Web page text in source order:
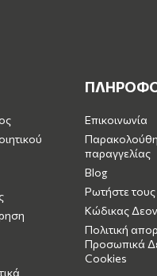
Επικοινωνία
παραγγελίας
Blog
Ρωτήστε τους
Κώδικας
Πολιτική
Προσωπικά
Cookies